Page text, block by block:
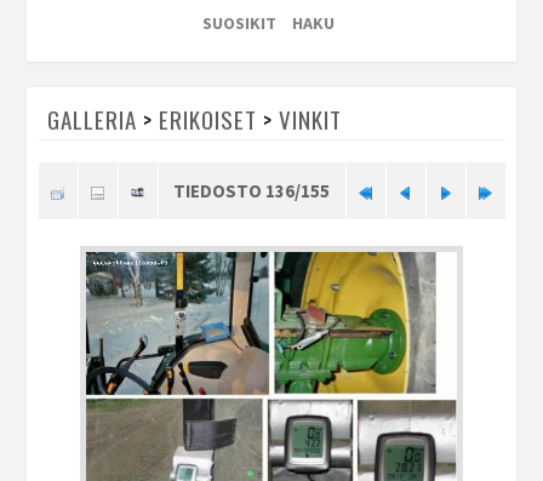
SUOSIKIT
HAKU
GALLERIA > ERIKOISET > VINKIT
TIEDOSTO 136/155